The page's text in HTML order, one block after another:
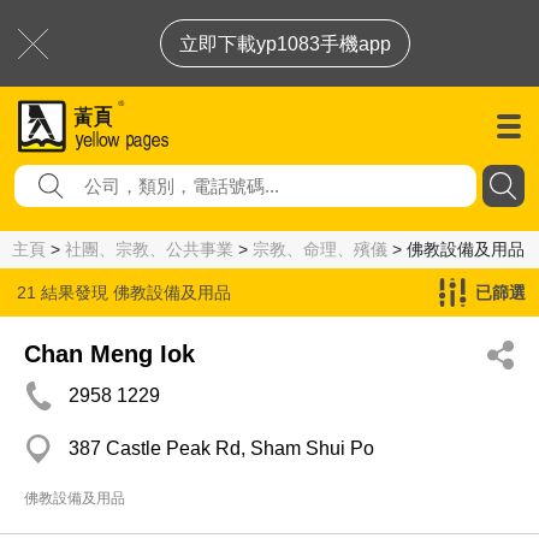
立即下載yp1083手機app
主頁 > 社團、宗教、公共事業 > 宗教、命理、殯儀 > 佛教設備及用品
21 結果發現 佛教設備及用品 已篩選
Chan Meng Iok
2958 1229
387 Castle Peak Rd, Sham Shui Po
佛教設備及用品